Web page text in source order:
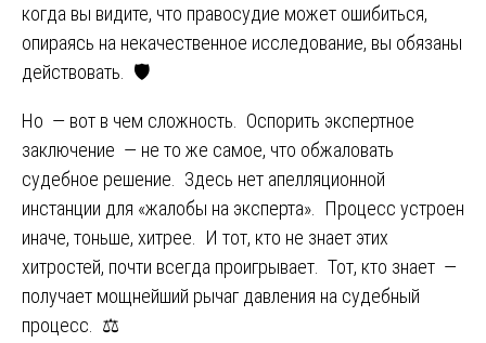
когда вы видите, что правосудие может ошибиться,
опираясь на некачественное исследование, вы обязаны
действовать. 🛡️
Но — вот в чем сложность. Оспорить экспертное
заключение — не то же самое, что обжаловать
судебное решение. Здесь нет апелляционной
инстанции для «жалобы на эксперта». Процесс устроен
иначе, тоньше, хитрее. И тот, кто не знает этих
хитростей, почти всегда проигрывает. Тот, кто знает —
получает мощнейший рычаг давления на судебный
процесс. ⚖️